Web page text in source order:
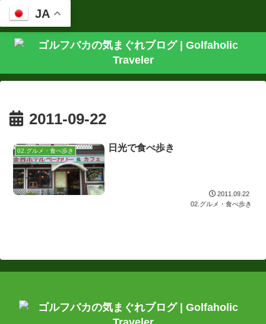
JA
2011-09-22
02.グルメ・食べ歩き 日光で食べ歩き
2011.09.22
02.グルメ・食べ歩き